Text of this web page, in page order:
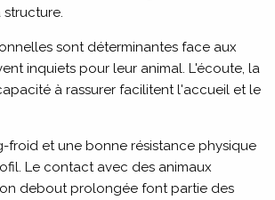
sont déterminantes face aux
inquiets pour leur animal. L'écoute, la
à rassurer facilitent l'accueil et le
froid et une bonne résistance physique
Le contact avec des animaux
debout prolongée font partie des